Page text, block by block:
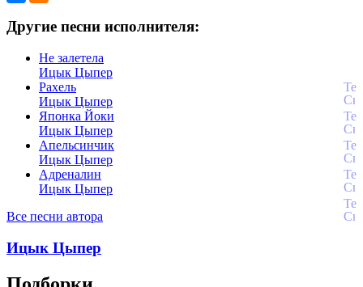
Другие песни исполнителя:
Не залетела
Ицык Цыпер
Рахель
Ицык Цыпер
Японка Йоки
Ицык Цыпер
Апельсинчик
Ицык Цыпер
Адреналин
Ицык Цыпер
Все песни автора
Ицык Цыпер